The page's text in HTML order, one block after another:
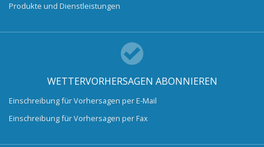
Produkte und Dienstleistungen
WETTERVORHERSAGEN ABONNIEREN
Einschreibung für Vorhersagen per E-Mail
Einschreibung für Vorhersagen per Fax